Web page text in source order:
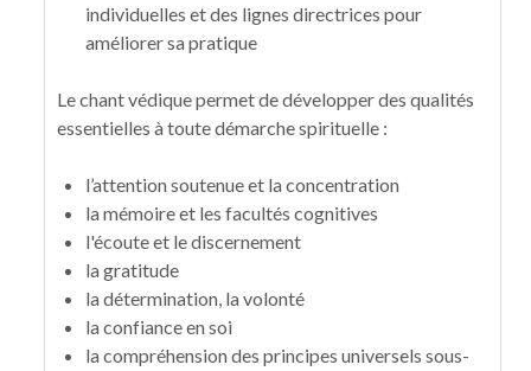
individuelles et des lignes directrices pour
améliorer sa pratique
Le chant védique permet de développer des qualités
essentielles à toute démarche spirituelle :
l’attention soutenue et la concentration
la mémoire et les facultés cognitives
l'écoute et le discernement
la gratitude
la détermination, la volonté
la confiance en soi
la compréhension des principes universels sous-